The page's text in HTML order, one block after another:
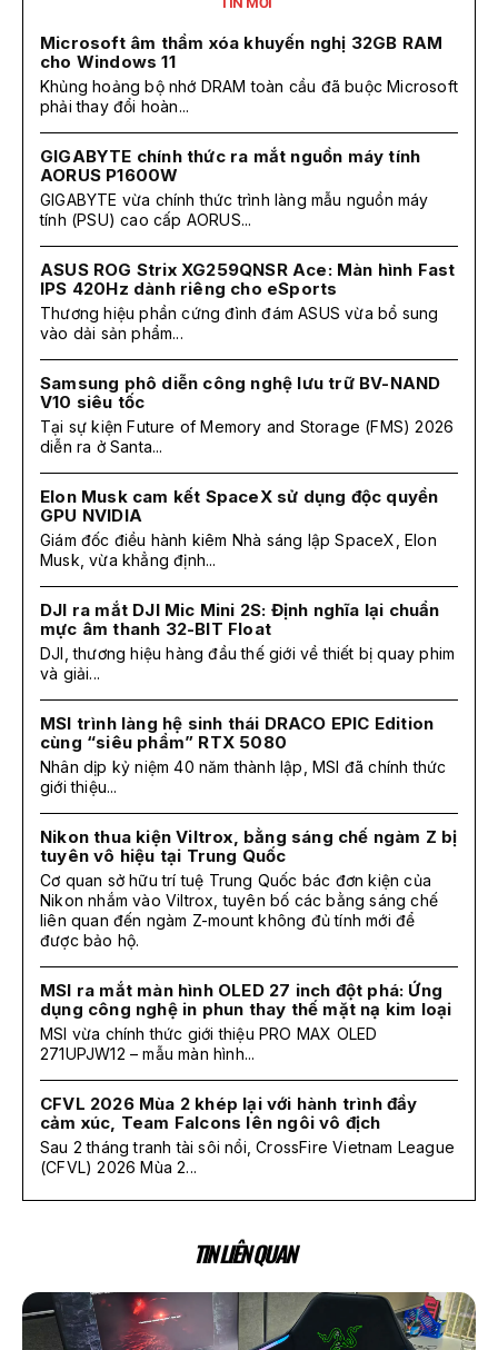
Microsoft âm thầm xóa khuyến nghị 32GB RAM
cho Windows 11
Khủng hoảng bộ nhớ DRAM toàn cầu đã buộc Microsoft
phải thay đổi hoàn...
GIGABYTE chính thức ra mắt nguồn máy tính
AORUS P1600W
GIGABYTE vừa chính thức trình làng mẫu nguồn máy
tính (PSU) cao cấp AORUS...
ASUS ROG Strix XG259QNSR Ace: Màn hình Fast
IPS 420Hz dành riêng cho eSports
Thương hiệu phần cứng đình đám ASUS vừa bổ sung
vào dải sản phẩm...
Samsung phô diễn công nghệ lưu trữ BV-NAND
V10 siêu tốc
Tại sự kiện Future of Memory and Storage (FMS) 2026
diễn ra ở Santa...
Elon Musk cam kết SpaceX sử dụng độc quyền
GPU NVIDIA
Giám đốc điều hành kiêm Nhà sáng lập SpaceX, Elon
Musk, vừa khẳng định...
DJI ra mắt DJI Mic Mini 2S: Định nghĩa lại chuẩn
mực âm thanh 32-BIT Float
DJI, thương hiệu hàng đầu thế giới về thiết bị quay phim
và giải...
MSI trình làng hệ sinh thái DRACO EPIC Edition
cùng “siêu phẩm” RTX 5080
Nhân dịp kỷ niệm 40 năm thành lập, MSI đã chính thức
giới thiệu...
Nikon thua kiện Viltrox, bằng sáng chế ngàm Z bị
tuyên vô hiệu tại Trung Quốc
Cơ quan sở hữu trí tuệ Trung Quốc bác đơn kiện của
Nikon nhắm vào Viltrox, tuyên bố các bằng sáng chế
liên quan đến ngàm Z-mount không đủ tính mới để
được bảo hộ.
MSI ra mắt màn hình OLED 27 inch đột phá: Ứng
dụng công nghệ in phun thay thế mặt nạ kim loại
MSI vừa chính thức giới thiệu PRO MAX OLED
271UPJW12 – mẫu màn hình...
CFVL 2026 Mùa 2 khép lại với hành trình đầy
cảm xúc, Team Falcons lên ngôi vô địch
Sau 2 tháng tranh tài sôi nổi, CrossFire Vietnam League
(CFVL) 2026 Mùa 2...
TIN LIÊN QUAN